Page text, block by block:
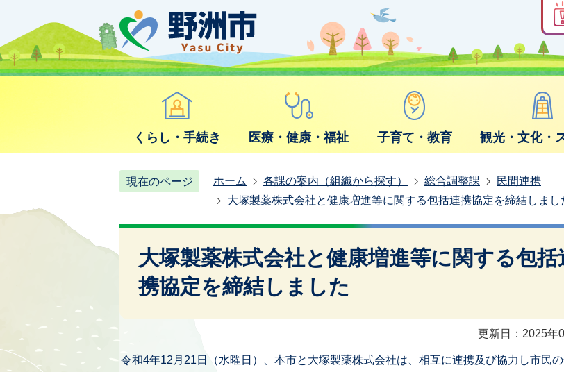
くらし・手続き 医療・健康・福祉 子育て・教育 観光・文化・
現在のページ ホーム 各課の案内（組織から探す） 総合調整課
民間連携
大塚製薬株式会社と健康増進等に関する包括連携協定を締結しまし
大塚製薬株式会社と健康増進等に関する包括
携協定を締結しました
更新日：2025年
令和4年12月21日（水曜日）、本市と大塚製薬株式会社は、相互に連携及び協力し市民